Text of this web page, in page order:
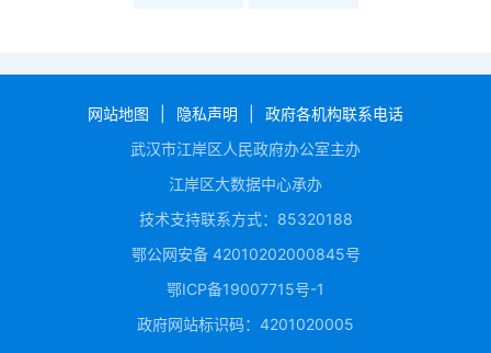
网站地图 隐私声明
政府各机构联系电话
武汉市江岸区人民政府办公室主办
江岸区大数据中心承办
技术支持联系方式：85320188
鄂公网安备 42010202000845号
鄂ICP备19007715号-1
政府网站标识码：4201020005